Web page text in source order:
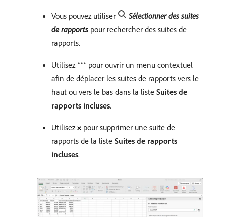
Vous pouvez utiliser
Sélectionner des suites
de rapports pour rechercher des suites de
rapports.
Utilisez
pour ouvrir un menu contextuel
afin de déplacer les suites de rapports vers le
haut ou vers le bas dans la liste Suites de
rapports incluses.
Utilisez
pour supprimer une suite de
rapports de la liste Suites de rapports
incluses.